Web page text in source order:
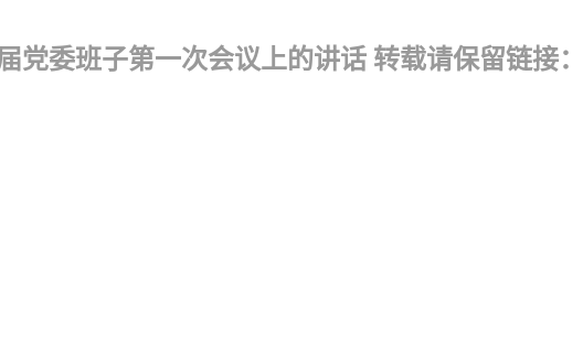
党委班子第一次会议上的讲话 转载请保留链接：